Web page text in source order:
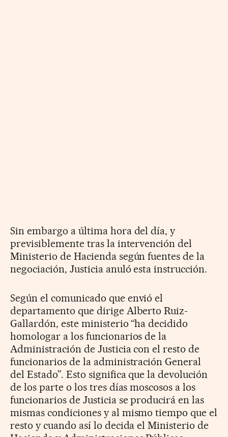
Sin embargo a última hora del día, y
previsiblemente tras la intervención del
Ministerio de Hacienda según fuentes de la
negociación, Justicia anuló esta instrucción.
Según el comunicado que envió el
departamento que dirige Alberto Ruiz-
Gallardón, este ministerio “ha decidido
homologar a los funcionarios de la
Administración de Justicia con el resto de
funcionarios de la administración General
del Estado”. Esto significa que la devolución
de los parte o los tres días moscosos a los
funcionarios de Justicia se producirá en las
mismas condiciones y al mismo tiempo que el
resto y cuando así lo decida el Ministerio de